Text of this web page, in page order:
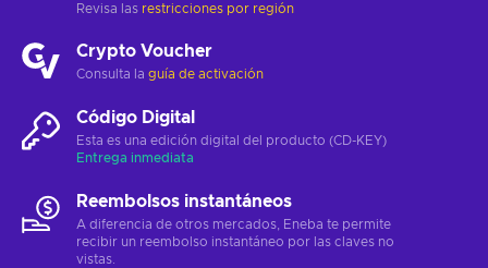
Revisa las restricciones por región
Crypto Voucher
Consulta la guía de activación
Código Digital
Esta es una edición digital del producto (CD-KEY)
Entrega inmediata
Reembolsos instantáneos
A diferencia de otros mercados, Eneba te permite
recibir un reembolso instantáneo por las claves no
vistas.